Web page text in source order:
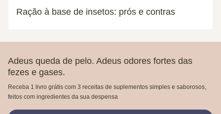
Ração à base de insetos: prós e contras
Adeus queda de pelo. Adeus odores fortes das
fezes e gases.
Receba 1 livro grátis com 3 receitas de suplementos simples e saborosos,
feitos com ingredientes da sua despensa